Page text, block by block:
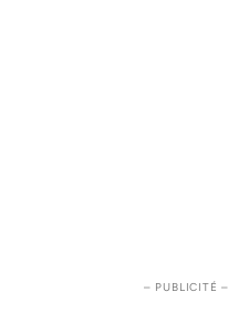
– PUBLICITÉ –